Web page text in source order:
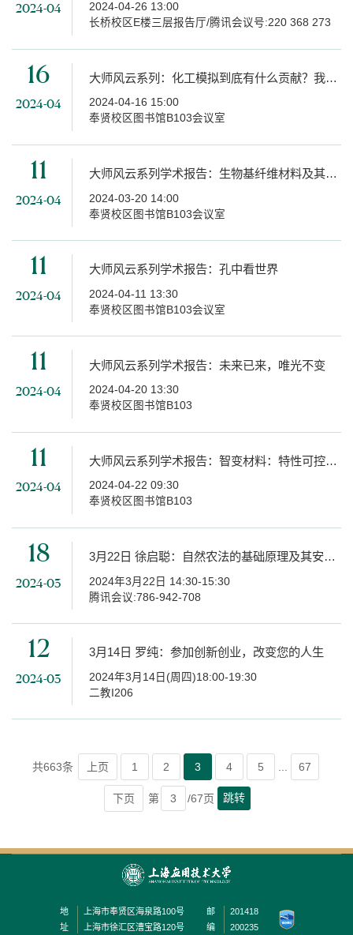
2024-04
2024-04-26 13:00
长桥校区E楼三层报告厅/腾讯会议号:220 368 273
16
2024-04
大师风云系列：化工模拟到底有什么贡献？我的化工观点
2024-04-16 15:00
奉贤校区图书馆B103会议室
11
2024-04
大师风云系列学术报告：生物基纤维材料及其高值应用
2024-03-20 14:00
奉贤校区图书馆B103会议室
11
2024-04
大师风云系列学术报告：孔中看世界
2024-04-11 13:30
奉贤校区图书馆B103会议室
11
2024-04
大师风云系列学术报告：未来已来，唯光不变
2024-04-20 13:30
奉贤校区图书馆B103
11
2024-04
大师风云系列学术报告：智变材料：特性可控变化的神奇材料
2024-04-22 09:30
奉贤校区图书馆B103
18
2024-03
3月22日 徐启聪：自然农法的基础原理及其安定生产的基本要点
2024年3月22日 14:30-15:30
腾讯会议:786-942-708
12
2024-03
3月14日 罗纯：参加创新创业，改变您的人生
2024年3月14日(周四)18:00-19:30
二教I206
共663条 上页 1 2 3 4 5 ... 67
下页 第 /67页 跳转
地
址
上海市奉贤区海泉路100号
上海市徐汇区漕宝路120号
邮
编
201418
200235